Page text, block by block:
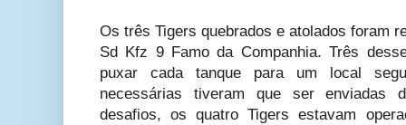
Os três Tigers quebrados e atolados foram
Sd Kfz 9 Famo da Companhia. Três
puxar cada tanque para um local
necessárias tiveram que ser enviadas
desafios, os quatro Tigers estavam